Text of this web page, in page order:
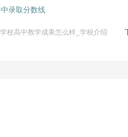
录取分数线
校高中教学成果怎么样_学校介绍